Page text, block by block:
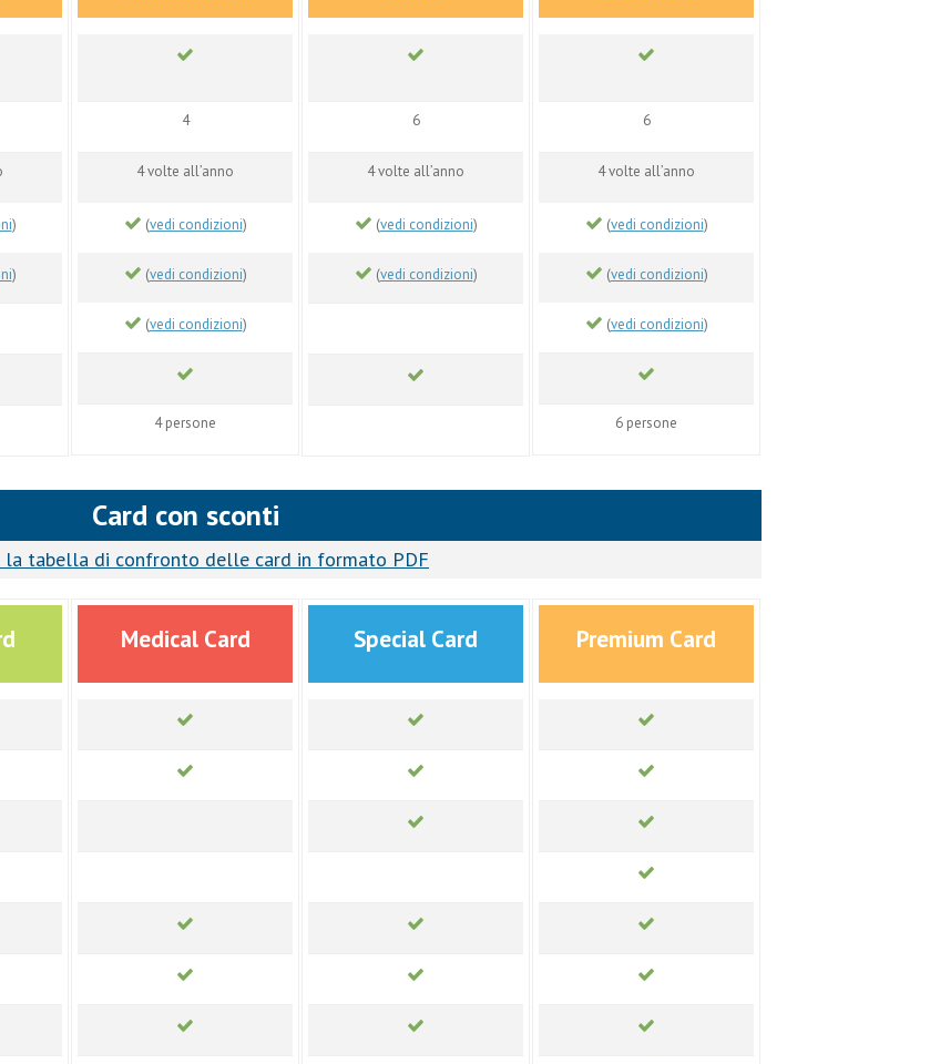
)
)
4
4 volte all’anno
(vedi condizioni)
(vedi condizioni)
(vedi condizioni)
4 persone
6
4 volte all’anno
(vedi condizioni)
(vedi condizioni)
6
4 volte all’anno
(vedi condizioni)
(vedi condizioni)
(vedi condizioni)
6 persone
Card con sconti
la tabella di confronto delle card in formato PDF
Medical Card Special Card Premium Card